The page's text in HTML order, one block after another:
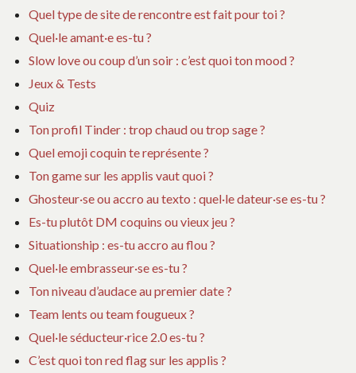
Quel type de site de rencontre est fait pour toi ?
Quel·le amant·e es-tu ?
Slow love ou coup d’un soir : c’est quoi ton mood ?
Jeux & Tests
Quiz
Ton profil Tinder : trop chaud ou trop sage ?
Quel emoji coquin te représente ?
Ton game sur les applis vaut quoi ?
Ghosteur·se ou accro au texto : quel·le dateur·se es-tu ?
Es-tu plutôt DM coquins ou vieux jeu ?
Situationship : es-tu accro au flou ?
Quel·le embrasseur·se es-tu ?
Ton niveau d’audace au premier date ?
Team lents ou team fougueux ?
Quel·le séducteur·rice 2.0 es-tu ?
C’est quoi ton red flag sur les applis ?